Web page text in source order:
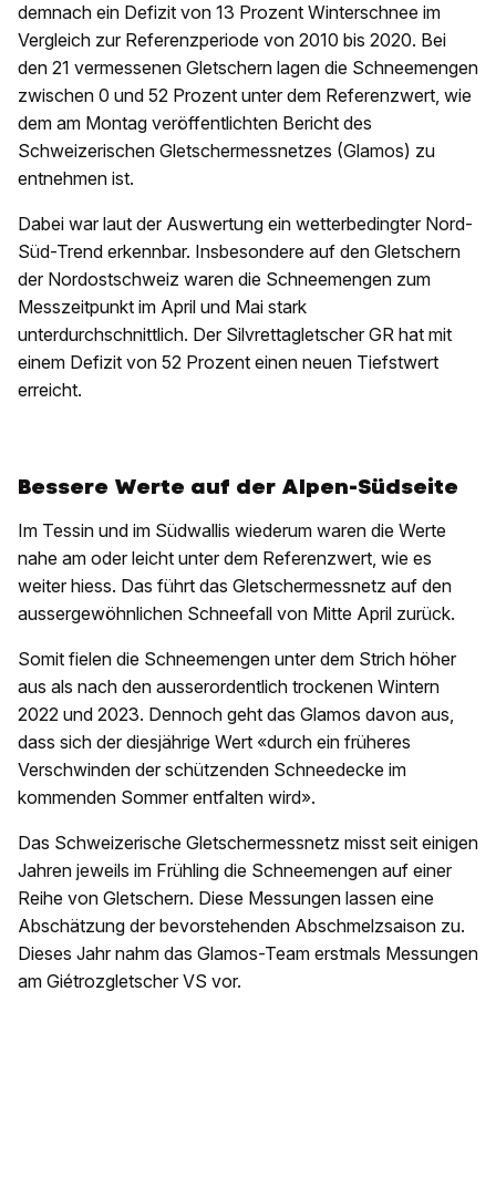
demnach ein Defizit von 13 Prozent Winterschnee im
Vergleich zur Referenzperiode von 2010 bis 2020. Bei
den 21 vermessenen Gletschern lagen die Schneemengen
zwischen 0 und 52 Prozent unter dem Referenzwert, wie
dem am Montag veröffentlichten Bericht des
Schweizerischen Gletschermessnetzes (Glamos) zu
entnehmen ist.
Dabei war laut der Auswertung ein wetterbedingter Nord-
Süd-Trend erkennbar. Insbesondere auf den Gletschern
der Nordostschweiz waren die Schneemengen zum
Messzeitpunkt im April und Mai stark
unterdurchschnittlich. Der Silvrettagletscher GR hat mit
einem Defizit von 52 Prozent einen neuen Tiefstwert
erreicht.
Bessere Werte auf der Alpen-Südseite
Im Tessin und im Südwallis wiederum waren die Werte
nahe am oder leicht unter dem Referenzwert, wie es
weiter hiess. Das führt das Gletschermessnetz auf den
aussergewöhnlichen Schneefall von Mitte April zurück.
Somit fielen die Schneemengen unter dem Strich höher
aus als nach den ausserordentlich trockenen Wintern
2022 und 2023. Dennoch geht das Glamos davon aus,
dass sich der diesjährige Wert «durch ein früheres
Verschwinden der schützenden Schneedecke im
kommenden Sommer entfalten wird».
Das Schweizerische Gletschermessnetz misst seit einigen
Jahren jeweils im Frühling die Schneemengen auf einer
Reihe von Gletschern. Diese Messungen lassen eine
Abschätzung der bevorstehenden Abschmelzsaison zu.
Dieses Jahr nahm das Glamos-Team erstmals Messungen
am Giétrozgletscher VS vor.